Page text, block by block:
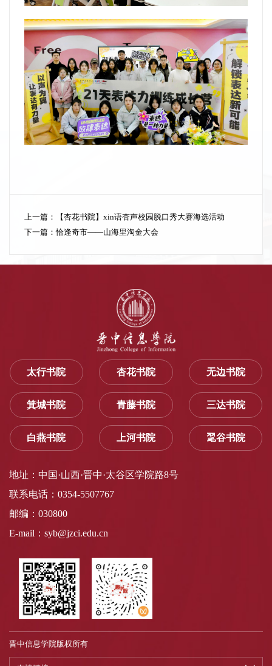
上一篇：
【杏花书院】xin语杏声校园脱口秀大赛海选活动
下一篇：恰逢奇市——山海里淘金大会
太行书院 杏花书院 无边书院
箕城书院 青藤书院 三达书院
白燕书院 上河书院 毣谷书院
地址：中国·山西·晋中·太谷区学院路8号
联系电话：0354-5507767
邮编：030800
E-mail：syb@jzci.edu.cn
晋中信息学院版权所有